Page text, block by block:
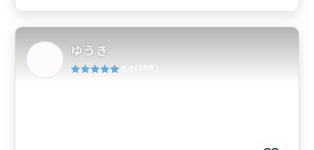
ゆうき
5.0 (28件)